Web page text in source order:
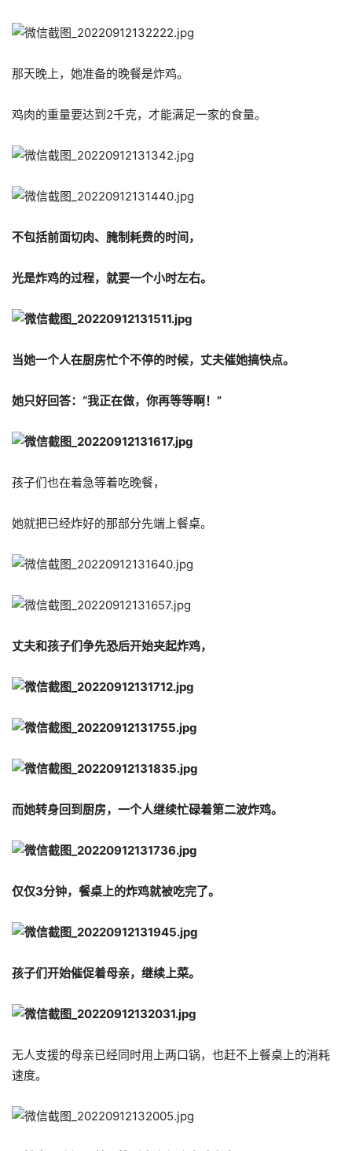
那天晚上，她准备的晚餐是炸鸡。
鸡肉的重量要达到2千克，才能满足一家的食量。
不包括前面切肉、腌制耗费的时间，
光是炸鸡的过程，就要一个小时左右。
当她一个人在厨房忙个不停的时候，丈夫催她搞快点。
她只好回答：“我正在做，你再等等啊！”
孩子们也在着急等着吃晚餐，
她就把已经炸好的那部分先端上餐桌。
丈夫和孩子们争先恐后开始夹起炸鸡，
而她转身回到厨房，一个人继续忙碌着第二波炸鸡。
仅仅3分钟，餐桌上的炸鸡就被吃完了。
孩子们开始催促着母亲，继续上菜。
无人支援的母亲已经同时用上两口锅，也赶不上餐桌上的消耗
速度。